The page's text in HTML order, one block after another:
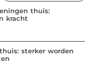
thuis:
kracht
sterker worden